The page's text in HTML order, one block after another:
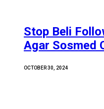
Stop Beli
Agar Sosmed
OCTOBER 30, 2024